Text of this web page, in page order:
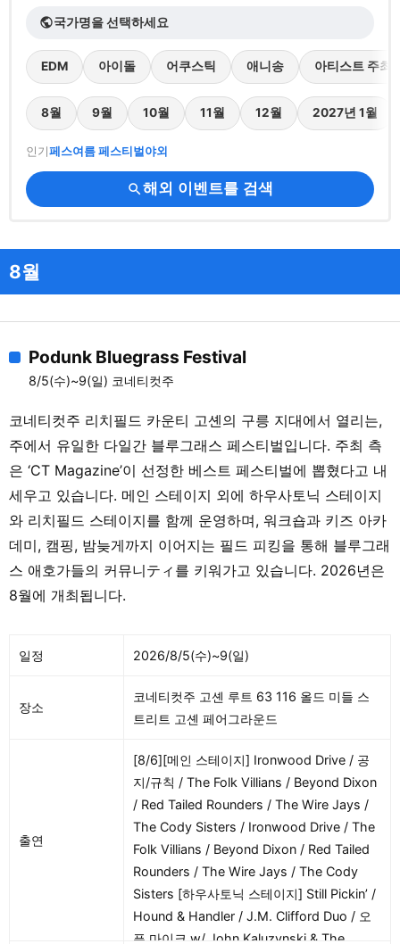
public국가명을 선택하세요
EDM 아이돌 어쿠스틱 애니송 아티스트 주최
8월 9월 10월 11월 12월 2027년 1월
인기페스여름 페스티벌야외
search해외 이벤트를 검색
8월
Podunk Bluegrass Festival
8/5(수)~9(일) 코네티컷주
코네티컷주 리치필드 카운티 고셴의 구릉 지대에서 열리는,
주에서 유일한 다일간 블루그래스 페스티벌입니다. 주최 측
은 ‘CT Magazine’이 선정한 베스트 페스티벌에 뽑혔다고 내
세우고 있습니다. 메인 스테이지 외에 하우사토닉 스테이지
와 리치필드 스테이지를 함께 운영하며, 워크숍과 키즈 아카
데미, 캠핑, 밤늦게까지 이어지는 필드 피킹을 통해 블루그래
스 애호가들의 커뮤니ティ를 키워가고 있습니다. 2026년은
8월에 개최됩니다.
일정 2026/8/5(수)~9(일)
장소
코네티컷주 고셴 루트 63 116 올드 미들 스
트리트 고셴 페어그라운드
출연
[8/6][메인 스테이지] Ironwood Drive / 공
지/규칙 / The Folk Villians / Beyond Dixon
/ Red Tailed Rounders / The Wire Jays /
The Cody Sisters / Ironwood Drive / The
Folk Villians / Beyond Dixon / Red Tailed
Rounders / The Wire Jays / The Cody
Sisters [하우사토닉 스테이지] Still Pickin’ /
Hound & Handler / J.M. Clifford Duo / 오
픈 마이크 w/ John Kaluzynski & The